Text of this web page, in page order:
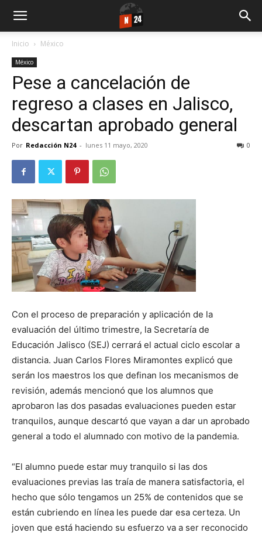
Inicio México
México
Pese a cancelación de
regreso a clases en Jalisco,
descartan aprobado general
Por Redacción N24 - lunes 11 mayo, 2020 0
Con el proceso de preparación y aplicación de la
evaluación del último trimestre, la Secretaría de
Educación Jalisco (SEJ) cerrará el actual ciclo escolar a
distancia. Juan Carlos Flores Miramontes explicó que
serán los maestros los que definan los mecanismos de
revisión, además mencionó que los alumnos que
aprobaron las dos pasadas evaluaciones pueden estar
tranquilos, aunque descartó que vayan a dar un aprobado
general a todo el alumnado con motivo de la pandemia.
“El alumno puede estar muy tranquilo si las dos
evaluaciones previas las traía de manera satisfactoria, el
hecho que sólo tengamos un 25% de contenidos que se
están cubriendo en línea les puede dar esa certeza. Un
joven que está haciendo su esfuerzo va a ser reconocido